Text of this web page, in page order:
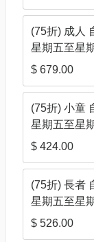
(75折) 成人
星期五至星
$ 679.00
(75折) 小童
星期五至星
$ 424.00
(75折) 長者
星期五至星
$ 526.00